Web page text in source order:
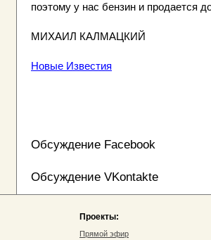
поэтому у нас бензин и продается
МИХАИЛ КАЛМАЦКИЙ
Новые Известия
Обсуждение Facebook
Обсуждение VKontakte
Проекты:
Прямой эфир